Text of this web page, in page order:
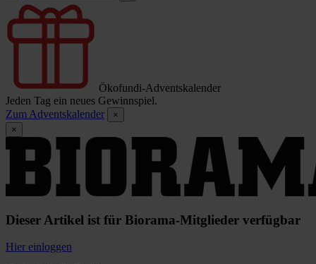
Ökofundi-Adventskalender
Jeden Tag ein neues Gewinnspiel.
Zum Adventskalender
×
×
Dieser Artikel ist für Biorama-Mitglieder verfügbar
Hier einloggen